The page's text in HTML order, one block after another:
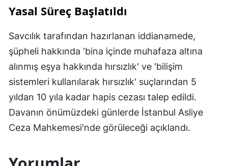
Yasal Süreç Başlatıldı
Savcılık tarafından hazırlanan iddianamede,
şüpheli hakkında 'bina içinde muhafaza altına
alınmış eşya hakkında hırsızlık' ve 'bilişim
sistemleri kullanılarak hırsızlık' suçlarından 5
yıldan 10 yıla kadar hapis cezası talep edildi.
Davanın önümüzdeki günlerde İstanbul Asliye
Ceza Mahkemesi'nde görüleceği açıklandı.